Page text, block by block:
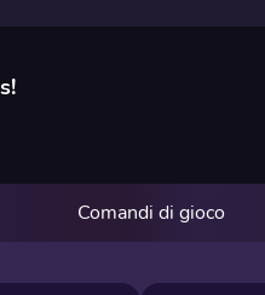
Comandi di gioco